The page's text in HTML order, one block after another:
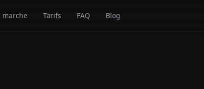
marche Tarifs FAQ Blog